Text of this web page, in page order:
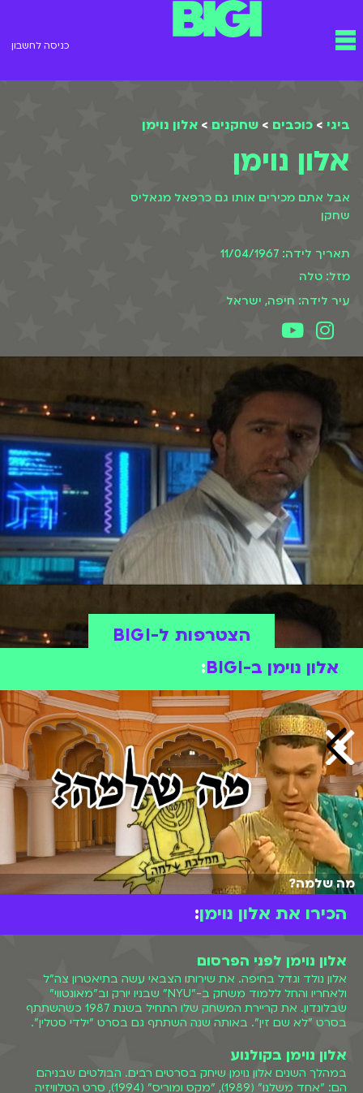
תפריט כניסה לחשבון
ביגי > כוכבים > שחקנים > אלון נוימן
אלון נוימן
אבל אתם מכירים אותו גם כרפאל מגאליס
שחקן
תאריך לידה: 11/04/1967
מזל: טלה
עיר לידה: חיפה, ישראל
הצטרפות ל-BIGI
אלון נוימן ב-BIGI
:
מה שלמה?
הכירו את אלון נוימן:
אלון נוימן לפני הפרסום
אלון נולד וגדל בחיפה. את שירותו הצבאי עשה בתיאטרון צה"ל
ולאחריו והחל ללמוד משחק ב-"NYU" שבניו יורק וב"מאונטווי"
שבלונדון. את קריירת המשחק שלו התחיל בשנת 1987 כשהשתתף
בסרט "לא שם זין". באותה שנה השתתף גם בסרט "ילדי סטלין".
אלון נוימן בקולנוע
במהלך השנים אלון נוימן שיחק בסרטים רבים. הבולטים שבניהם
הם: "אחד משלנו" (1989), "מקס ומוריס" (1994), סרט הטלוויזיה